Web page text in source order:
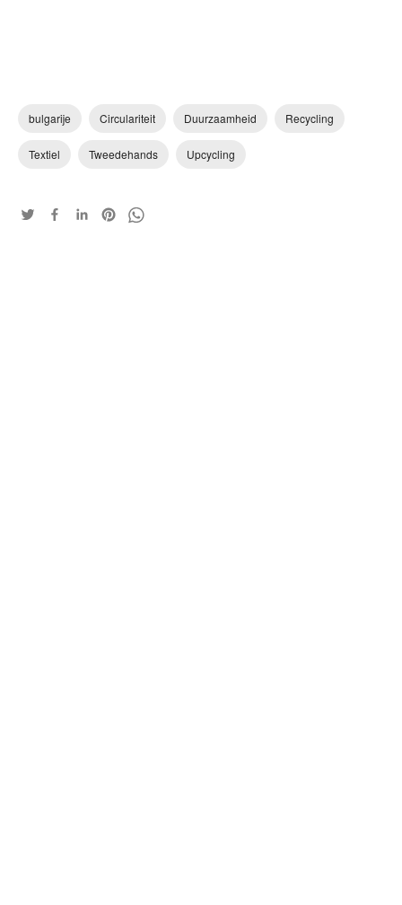
bulgarije Circulariteit Duurzaamheid Recycling
Textiel Tweedehands Upcycling